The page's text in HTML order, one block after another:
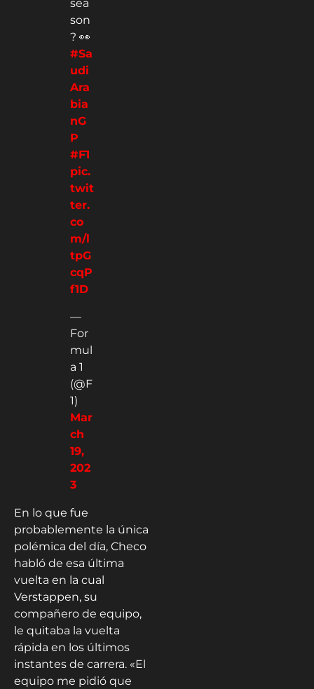
sea
son
? 👀
#Sa
udi
Ara
bia
nG
P
#F1
pic.
twit
ter.
co
m/l
tpG
cqP
f1D
—
For
mul
a 1
(@F
1)
Mar
ch
19,
202
3
En lo que fue
probablemente la única
polémica del día, Checo
habló de esa última
vuelta en la cual
Verstappen, su
compañero de equipo,
le quitaba la vuelta
rápida en los últimos
instantes de carrera. «El
equipo me pidió que